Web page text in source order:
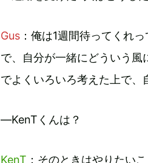
Gus ：俺は1週間待ってくれ
で、自分が一緒にどういう
でよくいろいろ考えた上で
―KenTくんは？
KenT ：そのときはやりたい